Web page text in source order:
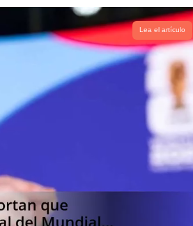
Lea el artículo